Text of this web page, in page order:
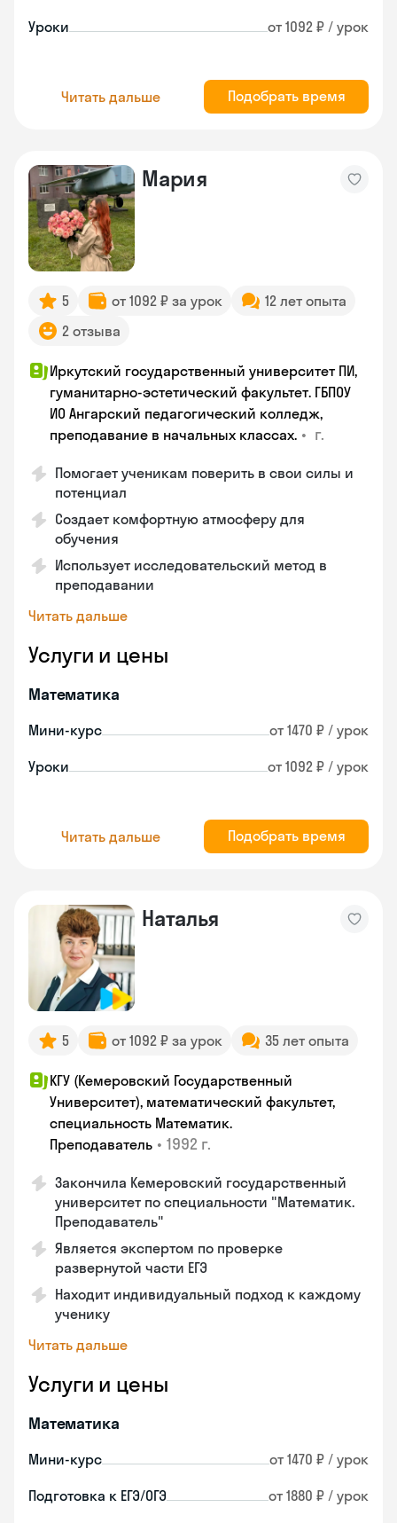
Уроки от 1092 ₽ / урок
Читать дальше Подобрать время
Мария
5 от 1092 ₽ за урок
12 лет опыта
2 отзыва
Иркутский государственный университет ПИ,
гуманитарно-эстетический факультет. ГБПОУ
ИО Ангарский педагогический колледж,
преподавание в начальных классах. • г.
Помогает ученикам поверить в свои силы и
потенциал
Создает комфортную атмосферу для
обучения
Использует исследовательский метод в
преподавании
Читать дальше
Услуги и цены
Математика
Мини-курс от 1470 ₽ / урок
Уроки от 1092 ₽ / урок
Читать дальше Подобрать время
Наталья
5 от 1092 ₽ за урок 35 лет опыта
КГУ (Кемеровский Государственный
Университет), математический факультет,
специальность Математик.
Преподаватель • 1992 г.
Закончила Кемеровский государственный
университет по специальности "Математик.
Преподаватель"
Является экспертом по проверке
развернутой части ЕГЭ
Находит индивидуальный подход к каждому
ученику
Читать дальше
Услуги и цены
Математика
Мини-курс от 1470 ₽ / урок
Подготовка к ЕГЭ/ОГЭ от 1880 ₽ / урок